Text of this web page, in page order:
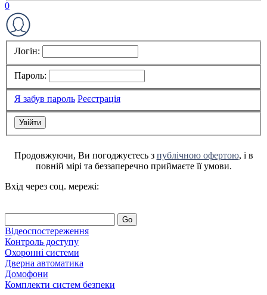
0
Логін:
Пароль:
Я забув пароль Реєстрація
Продовжуючи, Ви погоджуєтесь з публічною офертою, і в
повній мірі та беззаперечно приймаєте її умови.
Вхід через соц. мережі:
Go
Відеоспостереження
Контроль доступу
Охоронні системи
Дверна автоматика
Домофони
Комплекти систем безпеки